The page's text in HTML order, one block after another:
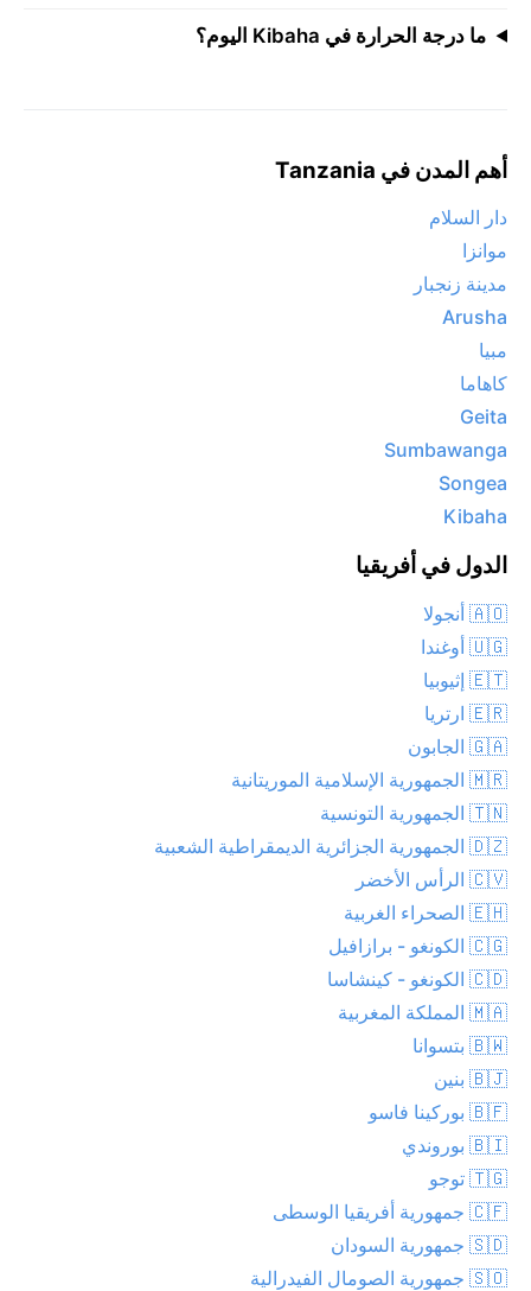
ما درجة الحرارة في Kibaha اليوم؟
أهم المدن في Tanzania
دار السلام
موانزا
مدينة زنجبار
Arusha
مبيا
كاهاما
Geita
Sumbawanga
Songea
Kibaha
الدول في أفريقيا
🇦🇴 أنجولا
🇺🇬 أوغندا
🇪🇹 إثيوبيا
🇪🇷 ارتريا
🇬🇦 الجابون
🇲🇷 الجمهورية الإسلامية الموريتانية
🇹🇳 الجمهورية التونسية
🇩🇿 الجمهورية الجزائرية الديمقراطية الشعبية
🇨🇻 الرأس الأخضر
🇪🇭 الصحراء الغربية
🇨🇬 الكونغو - برازافيل
🇨🇩 الكونغو - كينشاسا
🇲🇦 المملكة المغربية
🇧🇼 بتسوانا
🇧🇯 بنين
🇧🇫 بوركينا فاسو
🇧🇮 بوروندي
🇹🇬 توجو
🇨🇫 جمهورية أفريقيا الوسطى
🇸🇩 جمهورية السودان
🇸🇴 جمهورية الصومال الفيدرالية